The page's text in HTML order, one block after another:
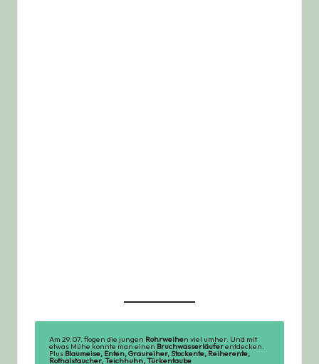
Am 29. 07. flogen die jungen Rohrweihen viel umher. Und mit
etwas Mühe konnte man einen Bruchwasserläuferentdecken.
Plus Blaumeise, Enten, Graureiher, Stockente, Reiherente,
Rothalstaucher, Teichhuhn, Türkentaube